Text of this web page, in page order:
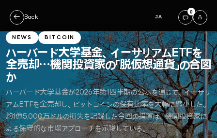
← Back JA
0
NEWS BITCOIN
ハーバード大学基金、イーサリアムETFを
全売却…機関投資家の「脱仮想通貨」の合図
か
ハーバード大学基金が2026年第1四半期の公示を通じて、イーサリ
アムETFを全売却し、ビットコインの保有比率を大幅に縮小した。
約1億5,000万ドルの損失を記録した今回の措置は、機関投資家に
よる保守的な市場アプローチを示唆している。